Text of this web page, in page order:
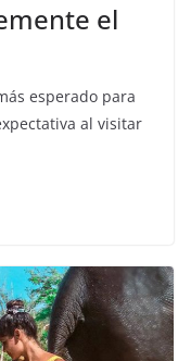
el
esperado para
al visitar